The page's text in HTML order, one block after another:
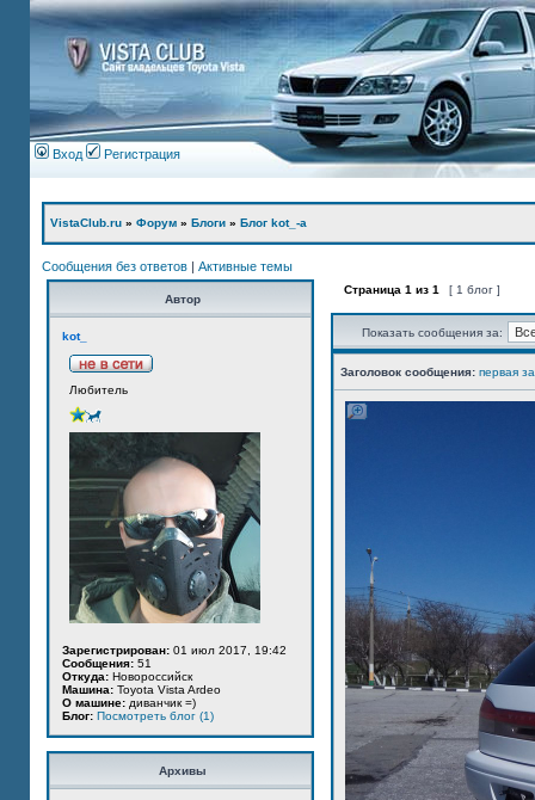
Вход Регистрация
VistaClub.ru » Форум » Блоги » Блог kot_-а
Сообщения без ответов | Активные темы
Автор
kot_
Любитель
Зарегистрирован: 01 июл 2017, 19:42
Сообщения: 51
Откуда: Новороссийск
Машина: Toyota Vista Ardeo
О машине: диванчик =)
Блог: Посмотреть блог (1)
Архивы
Страница 1 из 1 [ 1 блог ]
Показать сообщения за:
Заголовок сообщения: первая